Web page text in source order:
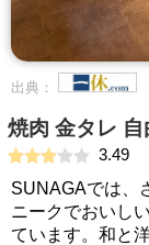
出典：
焼肉 金タレ
3.49
SUNAGAでは、
ニークでおいし
ています。和と